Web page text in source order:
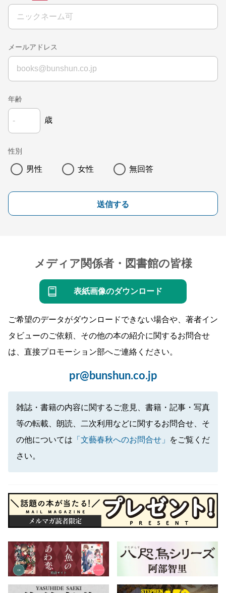
メールアドレス
年齢
歳
性別
男性 女性 無回答
送信する
メディア関係者・図書館の皆様
表紙画像のダウンロード
ご希望のデータがダウンロードできない場合や、著者イン
タビューのご依頼、その他の本の紹介に関するお問合せ
は、直接プロモーション部へご連絡ください。
pr@bunshun.co.jp
雑誌・書籍の内容に関するご意見、書籍・記事・写真
等の転載、朗読、二次利用などに関するお問合せ、そ
の他については 「文藝春秋へのお問合せ」
をご覧くだ
さい。